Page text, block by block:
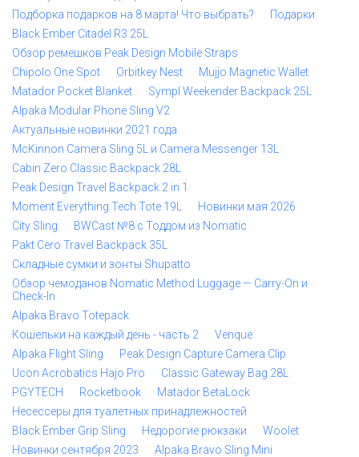
Подборка подарков на 8 марта! Что выбрать?
Подарки
Black Ember Citadel R3 25L
Обзор ремешков Peak Design Mobile Straps
Chipolo One Spot
Orbitkey Nest
Mujjo Magnetic Wallet
Matador Pocket Blanket
Sympl Weekender Backpack 25L
Alpaka Modular Phone Sling V2
Актуальные новинки 2021 года
McKinnon Camera Sling 5L и Camera Messenger 13L
Cabin Zero Classic Backpack 28L
Peak Design Travel Backpack 2 in 1
Moment Everything Tech Tote 19L
Новинки мая 2026
City Sling
BWCast №8 с Тоддом из Nomatic
Pakt Cero Travel Backpack 35L
Складные сумки и зонты Shupatto
Обзор чемоданов Nomatic Method Luggage — Carry-On и
Check-In
Alpaka Bravo Totepack
Кошельки на каждый день - часть 2
Venque
Alpaka Flight Sling
Peak Design Capture Camera Clip
Ucon Acrobatics Hajo Pro
Classic Gateway Bag 28L
PGYTECH
Rocketbook
Matador BetaLock
Несессеры для туалетных принадлежностей
Black Ember Grip Sling
Недорогие рюкзаки
Woolet
Новинки сентября 2023
Alpaka Bravo Sling Mini